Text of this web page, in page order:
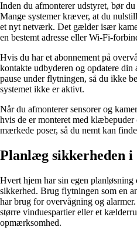
Inden du afmonterer udstyret, bør
Mange systemer kræver, at du
et nyt netværk. Det gælder især
en bestemt adresse eller Wi-Fi-
Hvis du har et abonnement på
kontakte udbyderen og opdatere
pause under flytningen, så du ikke
systemet ikke er aktivt.
Når du afmonterer sensorer og
hvis de er monteret med
mærkede poser, så du nemt kan
Planlæg sikkerheden i
Hvert hjem har sin egen
sikkerhed. Brug flytningen som en
har brug for overvågning og
større vinduespartier eller et
opmærksomhed.